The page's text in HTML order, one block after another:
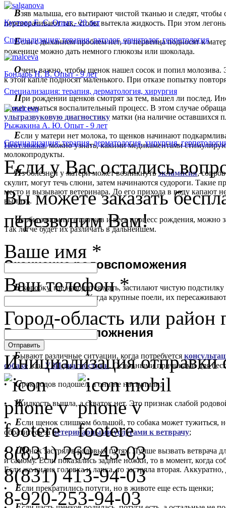
Взяв малыша, его вытирают чистой тканью и следят, чтобы
переворачивают так, чтобы вытекла жидкость. При этом
Если с дыханием проблем нет, то первенца подносят к
роженице можно дать немного глюкозы или шоколада.
Очень важно, чтобы щенок нашел сосок и попил молозива.
к этой капле подносят маленького. При отказе попытку
При рождении щенков смотрят за тем, вышел ли послед.
может начаться воспалительный процесс. В этом случае
ультразвуковую диагностику матки (на наличие оставшихся
Если у матери нет молока, то щенков начинают
Неотложка, можно узнать, какими медикаментами
молокопродукты.
Из болезней у матери может возникнутьэклампсия,
скулит, могут течь слюни, затем начинаются судороги. Такие
место и вызывают ветеринара. До его прихода в воду капают
выпить.
Чтобы запомнить щенков и весь процесс рождения, можно
Так легче будет их различать в дальнейшем.
Окончание родовспоможения
Вкоробку, где находится мать, застилают чистую
оставались голодными. Когда крупные поели, их
Возможные осложнения
Бывают различные ситуации, когда потребуется
собаке или УЗИ диагностики. Основными причинами для
•Срок родов подошел, а они не наступили;
•Жидкость вышла, а схваток нет. Это признак слабой
• Если щенок слишком большой, то собака может тужиться,
обратитесь заветеринарными услугами к ветврачу;
• Щенок застрял в родовых путях. Лучше вызвать
и самому. Если показались задние ножки, то в момент, когда
Если же видна головка и лапка, то застряла вторая.
• Если прекратились потуги, но в животе еще есть щенки;
Кустова Е. С. Опыт - 20 лет
Специализация: терапия, ратолог, орнитолог, герпетология
Бондарь Н. В. Опыт - 9 лет
Специализация: терапия, дерматология, хирургия
Рыжакина А. Ю. Опыт - 9 лет
Специализация: терапия, дерматология, хирургия,
Если у Вас остались
Вы можете заказать
перезвоним Вам!
Ваше имя *
Ваш телефон*
Город-область или район
Отправить
Инициализация
8(831)269-43-03
8(831)413-94-03
8-920-253-94-03